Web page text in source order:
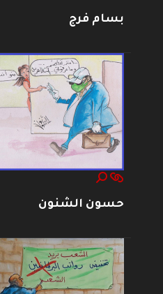
بسام فرج
حسون الشنون